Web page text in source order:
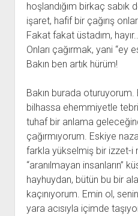
hoşlandığım birkaç sabık
işaret, hafif bir çağırış
Fakat fakat üstadım,
Onları çağırmak, yani “ey
Bakın ben artık hürüm!
Bakın burada
bilhassa ehemmiyetle
tuhaf bir anlama
çağırmıyorum. Eskiye
farkla yükselmiş bir izzet-i
“aranılmayan insanların”
hayhuydan, bütün bu bir
kaçınıyorum. Emin ol,
yara acısıyla içimde